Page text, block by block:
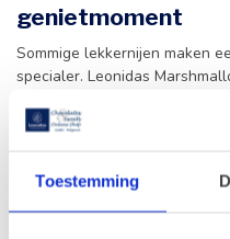
Toestemming
genietmoment
Sommige lekkernijen maken
specialer. Leonidas
koffiepauze of als kleine
Ook alscadeaudoen ze het